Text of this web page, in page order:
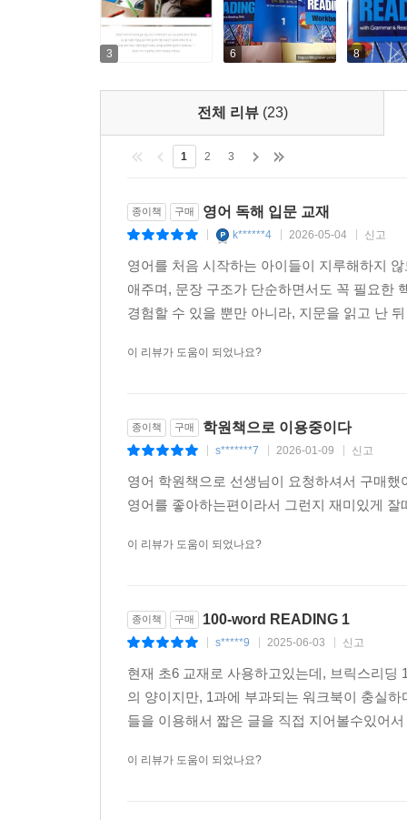
3 6 8
전체 리뷰 (23)
1 2 3
종이책 구매 영어 독해 입문 교재
k******4 2026-05-04 신고
영어를 처음 시작하는 아이들이 지루해하지
애주며, 문장 구조가 단순하면서도 꼭 필요한
경험할 수 있을 뿐만 아니라, 지문을 읽고 난
이 리뷰가 도움이 되었나요?
종이책 구매 학원책으로 이용중이다
s*******7 2026-01-09 신고
영어 학원책으로 선생님이 요청하셔서 구매
영어를 좋아하는편이라서 그런지 재미있게
이 리뷰가 도움이 되었나요?
종이책 구매 100-word READING 1
s*****9 2025-06-03 신고
현재 초6 교재로 사용하고있는데, 브릭스리딩
의 양이지만, 1과에 부과되는 워크북이 충실
들을 이용해서 짧은 글을 직접 지어볼수있어
이 리뷰가 도움이 되었나요?